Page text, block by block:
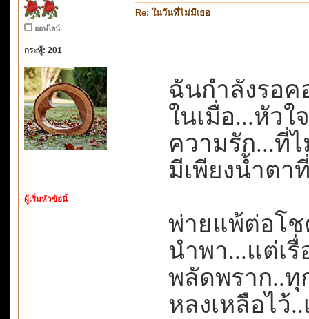
ออฟไลน์
กระทู้: 201
ผู้เริ่มหัวข้อนี้
Re: ในวันที่ไม่มีเธอ
ฉันกำลังรอค
ในเมื่อ...หัวใ
ความรัก...ที่
มีเพียงน้ำต
พ่ายแพ้ต่อโ
นำพา...แต่เ
พลัดพราก..ทุ
หลงเหลือไว้..